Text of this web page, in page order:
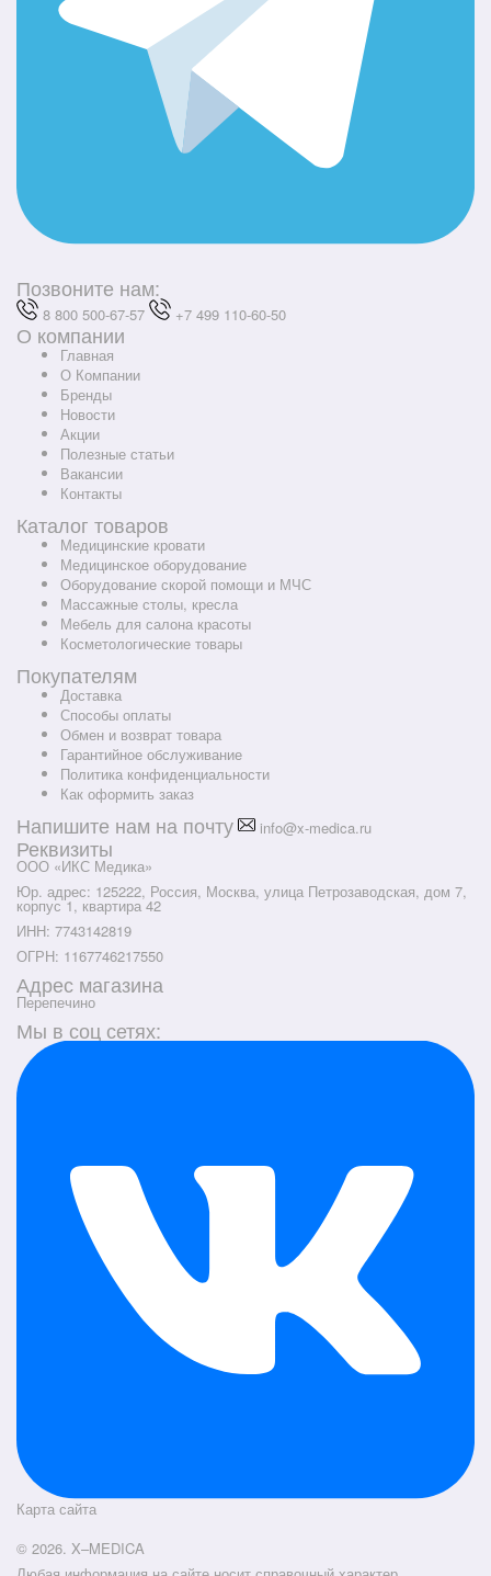
Позвоните нам:
8 800 500-67-57 +7 499 110-60-50
О компании
Главная
О Компании
Бренды
Новости
Акции
Полезные статьи
Вакансии
Контакты
Каталог товаров
Медицинские кровати
Медицинское оборудование
Оборудование скорой помощи и МЧС
Массажные столы, кресла
Мебель для салона красоты
Косметологические товары
Покупателям
Доставка
Способы оплаты
Обмен и возврат товара
Гарантийное обслуживание
Политика конфиденциальности
Как оформить заказ
Напишите нам на почту info@x-medica.ru
Реквизиты
ООО «ИКС Медика»
Юр. адрес: 125222, Россия, Москва, улица Петрозаводская, дом 7,
корпус 1, квартира 42
ИНН: 7743142819
ОГРН: 1167746217550
Адрес магазина
Перепечино
Мы в соц сетях:
Карта сайта
© 2026. X–MEDICA